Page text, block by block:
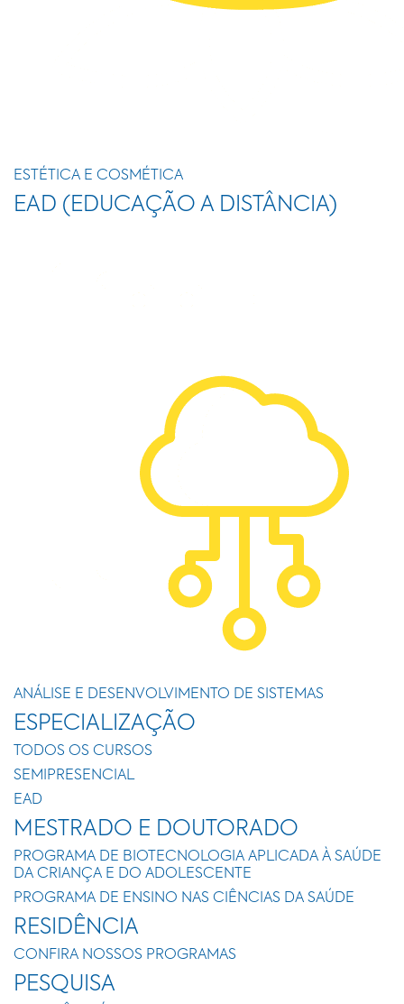
ESTÉTICA E COSMÉTICA
EAD (EDUCAÇÃO A DISTÂNCIA)
ANÁLISE E DESENVOLVIMENTO DE SISTEMAS
ESPECIALIZAÇÃO
TODOS OS CURSOS
SEMIPRESENCIAL
EAD
MESTRADO E DOUTORADO
PROGRAMA DE BIOTECNOLOGIA APLICADA À SAÚDE
DA CRIANÇA E DO ADOLESCENTE
PROGRAMA DE ENSINO NAS CIÊNCIAS DA SAÚDE
RESIDÊNCIA
CONFIRA NOSSOS PROGRAMAS
PESQUISA